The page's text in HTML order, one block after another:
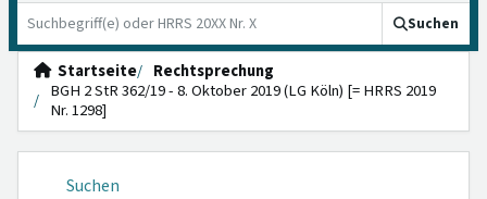
Suchen
Startseite
Rechtsprechung
BGH 2 StR 362/19 - 8. Oktober 2019 (LG Köln) [= HRRS 2019
Nr. 1298]
Suchen